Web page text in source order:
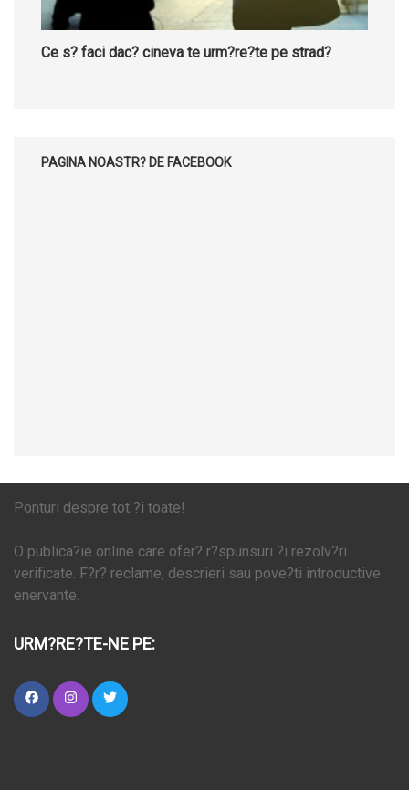
Ce s? faci dac? cineva te urm?re?te pe strad?
PAGINA NOASTR? DE FACEBOOK
Ponturi despre tot ?i toate!
O publica?ie online care ofer? r?spunsuri ?i rezolv?ri
verificate. F?r? reclame, descrieri sau pove?ti introductive
enervante.
URM?RE?TE-NE PE: